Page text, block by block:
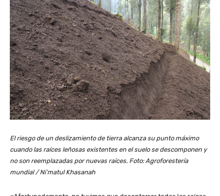
El riesgo de un deslizamiento de tierra alcanza su punto máximo
cuando las raíces leñosas existentes en el suelo se descomponen y
no son reemplazadas por nuevas raíces. Foto: Agroforestería
mundial / Ni’matul Khasanah